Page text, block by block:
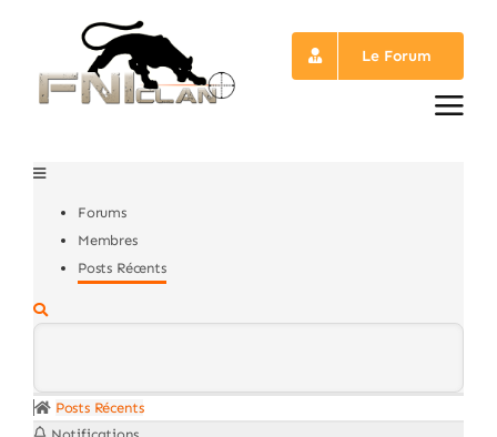
contenu
Le Forum
Forums
Membres
Posts Récents
Posts Récents